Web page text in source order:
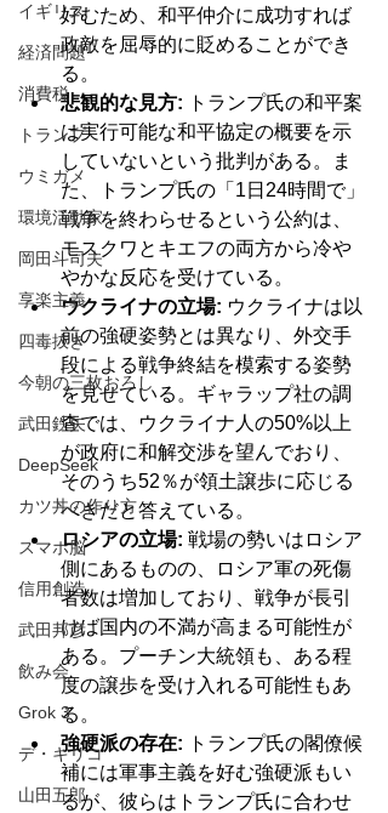
イギリス
経済問題
消費税
トランプ
ウミガメ
環境活動家
岡田斗司夫
享楽主義
四毒抜き
今朝の三枚おろし
武田鉄矢
DeepSeek
カツ丼の作り方
スマホ脳
信用創造
武田邦彦
飲み会
Grok 3
デ・キリコ
山田五郎
好むため、和平仲介に成功すれば
政敵を屈辱的に貶めることができ
る。
悲観的な見方: トランプ氏の和平案
は実行可能な和平協定の概要を示
していないという批判がある。ま
た、トランプ氏の「1日24時間で」
戦争を終わらせるという公約は、
モスクワとキエフの両方から冷や
やかな反応を受けている。
ウクライナの立場: ウクライナは以
前の強硬姿勢とは異なり、外交手
段による戦争終結を模索する姿勢
を見せている。ギャラップ社の調
査では、ウクライナ人の50%以上
が政府に和解交渉を望んでおり、
そのうち52％が領土譲歩に応じる
べきだと答えている。
ロシアの立場: 戦場の勢いはロシア
側にあるものの、ロシア軍の死傷
者数は増加しており、戦争が長引
けば国内の不満が高まる可能性が
ある。プーチン大統領も、ある程
度の譲歩を受け入れる可能性もあ
る。
強硬派の存在: トランプ氏の閣僚候
補には軍事主義を好む強硬派もい
るが、彼らはトランプ氏に合わせ